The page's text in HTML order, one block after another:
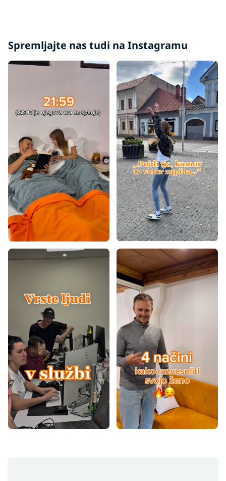
Spremljajte nas tudi na Instagramu